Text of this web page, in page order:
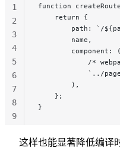
function
    return {
path: `/
        name,
component:
/*
`../
        ),
    };
}
1
2
3
4
5
6
7
8
9
这样也能显著降低编译